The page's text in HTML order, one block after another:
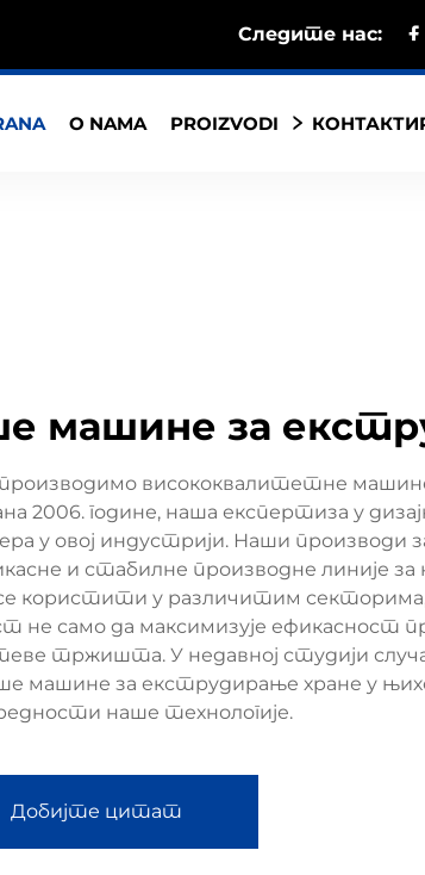
Следите нас:
O NAMA PROIZVODI
машине за
висококвалитетне машине
2006. године, наша експертиза у
у овој индустрији. Наши производи
и стабилне производне линије
у различитим секторима,
само да максимизује ефикасност
тржишта. У недавној студији
машине за екструдирање хране у
наше технологије.
Добијте цитат